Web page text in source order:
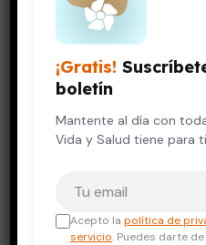
VIDA SALUDABLE
Lo que debes
Síndrome de
3 de julio, 2013 9 min de
¡Gratis!
boletín
Mantente al día con
Vida y Salud tiene para
Acepto lapolítica de
servicio. Puedes darte